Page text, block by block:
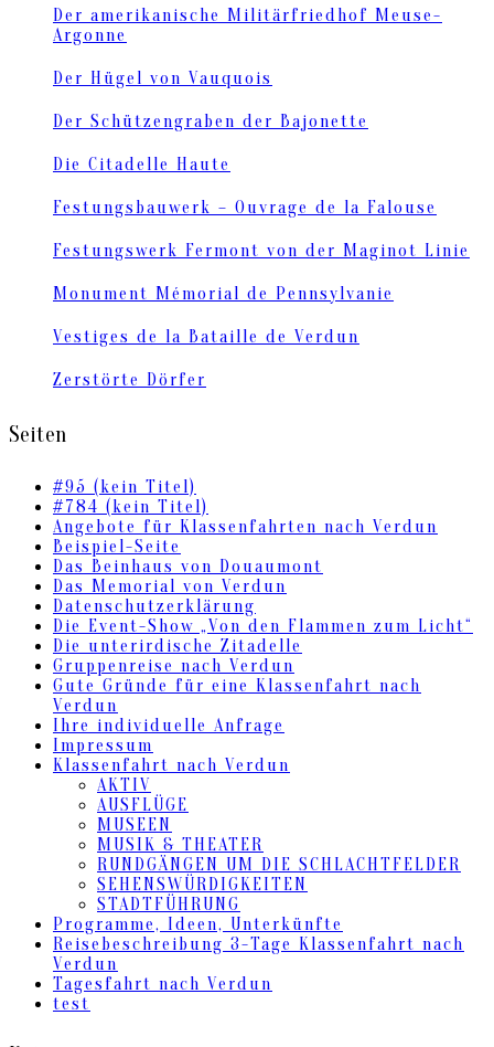
Der amerikanische Militärfriedhof Meuse-
Argonne
Der Hügel von Vauquois
Der Schützengraben der Bajonette
Die Citadelle Haute
Festungsbauwerk – Ouvrage de la Falouse
Festungswerk Fermont von der Maginot Linie
Monument Mémorial de Pennsylvanie
Vestiges de la Bataille de Verdun
Zerstörte Dörfer
Seiten
#95 (kein Titel)
#784 (kein Titel)
Angebote für Klassenfahrten nach Verdun
Beispiel-Seite
Das Beinhaus von Douaumont
Das Memorial von Verdun
Datenschutzerklärung
Die Event-Show „Von den Flammen zum Licht“
Die unterirdische Zitadelle
Gruppenreise nach Verdun
Gute Gründe für eine Klassenfahrt nach
Verdun
Ihre individuelle Anfrage
Impressum
Klassenfahrt nach Verdun
AKTIV
AUSFLÜGE
MUSEEN
MUSIK & THEATER
RUNDGÄNGEN UM DIE SCHLACHTFELDER
SEHENSWÜRDIGKEITEN
STADTFÜHRUNG
Programme, Ideen, Unterkünfte
Reisebeschreibung 3-Tage Klassenfahrt nach
Verdun
Tagesfahrt nach Verdun
test